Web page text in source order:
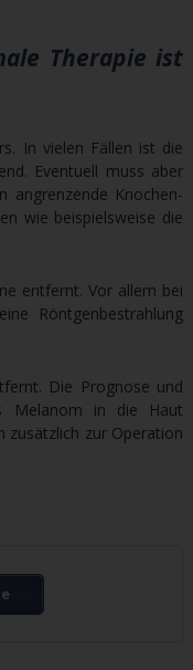
Therapie ist
In vielen Fällen ist die
Eventuell muss aber
angrenzende Knochen-
wie beispielsweise die
entfernt. Vor allem bei
Röntgenbestrahlung
Die Prognose und
Melanom in die Haut
zusätzlich zur Operation